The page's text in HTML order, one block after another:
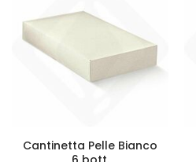
Cantinetta Pelle Bianco